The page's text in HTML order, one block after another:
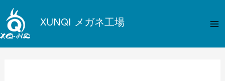
容
を
ス
XUNQI メガネ工場
イ
ン